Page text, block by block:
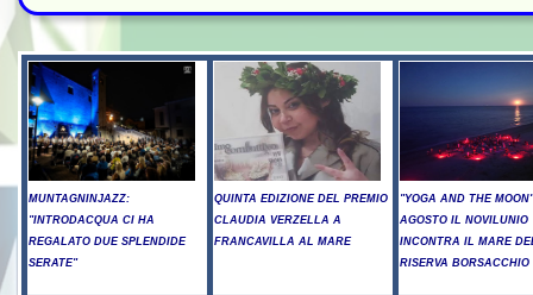
MUNTAGNINJAZZ:
"INTRODACQUA CI HA
REGALATO DUE SPLENDIDE
SERATE"
QUINTA EDIZIONE DEL PREMIO
CLAUDIA VERZELLA A
FRANCAVILLA AL MARE
"YOGA AND THE
AGOSTO IL NOVILUNIO
INCONTRA IL MARE
RISERVA BORSACCHIO